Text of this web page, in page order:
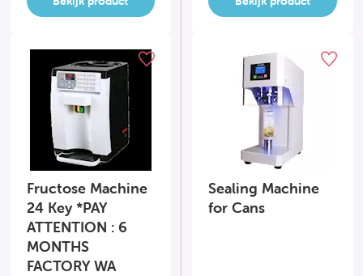
Fructose Machine
24 Key *PAY
ATTENTION : 6
MONTHS
FACTORY WA
Sealing Machine
for Cans